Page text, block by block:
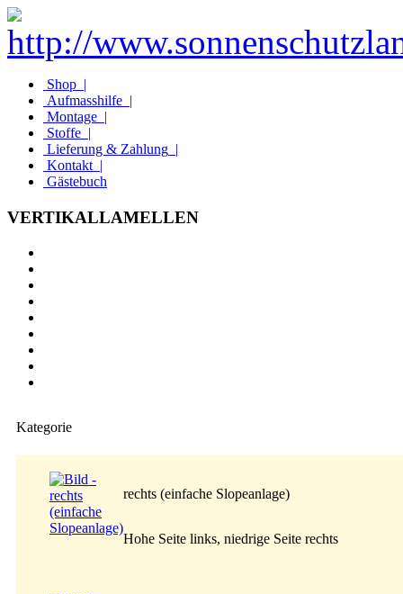
Shop |
Aufmasshilfe |
Montage |
Stoffe |
Lieferung & Zahlung |
Kontakt |
Gästebuch
VERTIKALLAMELLEN
Kategorie
rechts (einfache Slopeanlage)
Hohe Seite links, niedrige Seite rechts